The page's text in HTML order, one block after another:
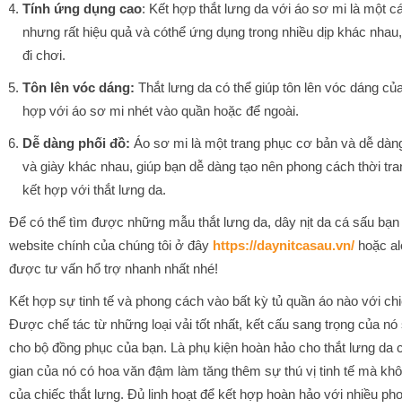
Tính ứng dụng cao: Kết hợp thắt lưng da với áo sơ mi là một
nhưng rất hiệu quả và cóthể ứng dụng trong nhiều dịp khác
đi chơi.
Tôn lên vóc dáng: Thắt lưng da có thể giúp tôn lên vóc dáng
hợp với áo sơ mi nhét vào quần hoặc để ngoài.
Dễ dàng phối đồ: Áo sơ mi là một trang phục cơ bản và dễ
và giày khác nhau, giúp bạn dễ dàng tạo nên phong cách thời
kết hợp với thắt lưng da.
Để có thể tìm được những mẫu thắt lưng da, dây nịt da cá sấu
website chính của chúng tôi ở đây https://daynitcasau.vn/ hoặc
được tư vấn hổ trợ nhanh nhất nhé!
Kết hợp sự tinh tế và phong cách vào bất kỳ tủ quần áo nào với
Được chế tác từ những loại vải tốt nhất, kết cấu sang trọng của nó
cho bộ đồng phục của bạn. Là phụ kiện hoàn hảo cho thắt lưng
gian của nó có hoa văn đậm làm tăng thêm sự thú vị tinh tế mà
của chiếc thắt lưng. Đủ linh hoạt để kết hợp hoàn hảo với nhiều